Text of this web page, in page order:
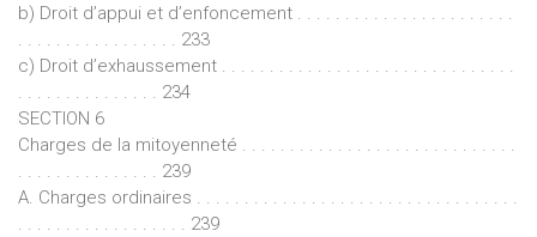
b) Droit d’appui et d’enfoncement . . . . . . . . . . . . . . . . . . . . . . .
. . . . . . . . . . . . . . . . . 233
c) Droit d’exhaussement . . . . . . . . . . . . . . . . . . . . . . . . . . . . . . .
. . . . . . . . . . . . . . . 234
SECTION 6
Charges de la mitoyenneté . . . . . . . . . . . . . . . . . . . . . . . . . . . . .
. . . . . . . . . . . . . . . 239
A. Charges ordinaires . . . . . . . . . . . . . . . . . . . . . . . . . . . . . . . . . .
. . . . . . . . . . . . . . . . . . 239